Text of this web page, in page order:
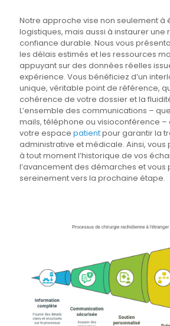
Notre approche vise non seulement à
logistiques, mais aussi à instaurer une
confiance durable. Nous vous
les délais estimés et les ressources
appuyant sur des données réelles
expérience. Vous bénéficiez d’un
unique, véritable point de référence,
cohérence de votre dossier et la
L’ensemble des communications –
mails, téléphone ou visioconférence –
votre espace patientpour garantir la
administrative et médicale. Ainsi, vous
à tout moment l’historique de vos
l’avancement des démarches et vous
sereinement vers la prochaine étape.